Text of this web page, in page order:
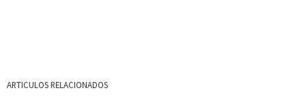
ARTICULOS RELACIONADOS